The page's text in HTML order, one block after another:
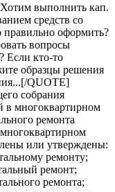
выполнить кап.
средств со
правильно оформить?
вопросы
Если кто-то
образцы решения
QUOTE]
собрания
в многоквартирном
ремонта
или утверждены:
ремонту;
ремонт;
ремонта;